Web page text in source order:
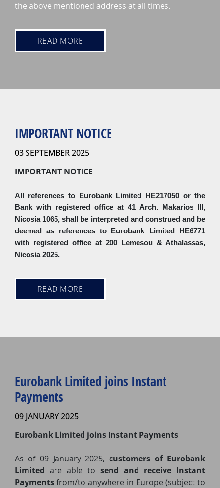
the above mentioned address at all times.
READ MORE
IMPORTANT NOTICE
03 SEPTEMBER 2025
IMPORTANT NOTICE
All references to Eurobank Limited HE217050 or the
Bank with registered office at 41 Arch. Makarios III,
Nicosia 1065, shall be interpreted and construed and be
deemed as references to Eurobank Limited HE6771
with registered office at 200 Lemesou & Athalassas,
Nicosia 2025.
READ MORE
Eurobank Limited joins Instant
Payments
09 JANUARY 2025
Eurobank Limited joins Instant Payments
As of 09 January 2025,customers of Eurobank
Limited are able to send and receive Instant
Payments from/to anywhere in Europe (subject to